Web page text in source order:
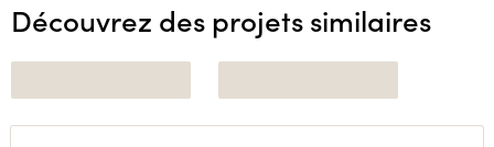
Découvrez des projets similaires